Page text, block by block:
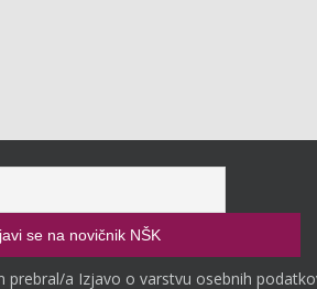
prebral/a Izjavo o varstvu osebnih